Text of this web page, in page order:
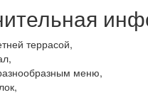
террасой,
меню,